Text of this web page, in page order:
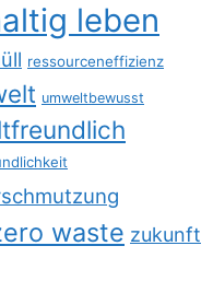
leben
ressourceneffizienz
umweltbewusst
waste zukunft